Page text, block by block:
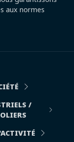
aux normes
/